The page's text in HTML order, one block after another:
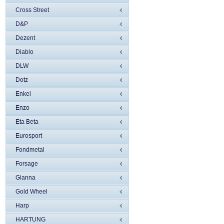
Cross Street
D&P
Dezent
Diablo
DLW
Dotz
Enkei
Enzo
Eta Beta
Eurosport
Fondmetal
Forsage
Gianna
Gold Wheel
Harp
HARTUNG